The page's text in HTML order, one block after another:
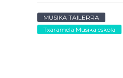
MUSIKA TAILERRA
Txaramela Musika eskola